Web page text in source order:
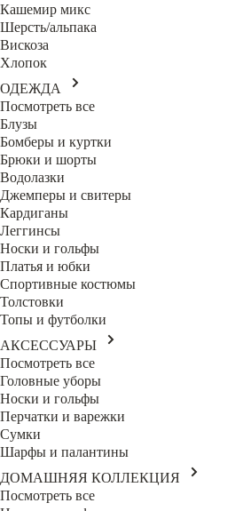
Кашемир микс
Шерсть/альпака
Вискоза
Хлопок
ОДЕЖДА
Посмотреть все
Блузы
Бомберы и куртки
Брюки и шорты
Водолазки
Джемперы и свитеры
Кардиганы
Леггинсы
Носки и гольфы
Платья и юбки
Спортивные костюмы
Толстовки
Топы и футболки
АКСЕССУАРЫ
Посмотреть все
Головные уборы
Носки и гольфы
Перчатки и варежки
Сумки
Шарфы и палантины
ДОМАШНЯЯ КОЛЛЕКЦИЯ
Посмотреть все